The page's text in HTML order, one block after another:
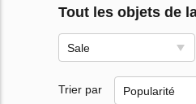
Tout les objets de
Sale
Trier par Popularité